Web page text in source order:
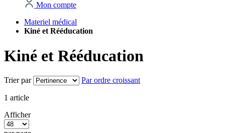
Mon compte
Materiel médical
Kiné et Rééducation
Kiné et Rééducation
Trier par Par ordre croissant
1 article
Afficher